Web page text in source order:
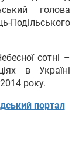
голова
Подільського
сотні –
в Україні
року.
портал